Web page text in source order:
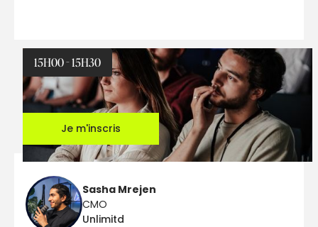
15H00 - 15H30
Je m'inscris
Sasha Mrejen
CMO
Unlimitd